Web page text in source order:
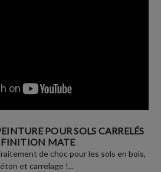
POUR SOLS CARRELÉS
FINITION MATE
de choc pour les sols en bois,
et carrelage !...